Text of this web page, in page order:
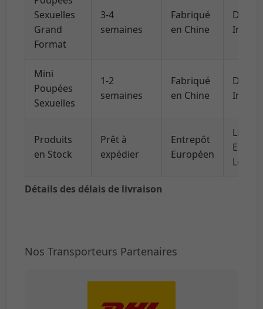
Détails des délais de livraison
Sexuelles
Grand
Format
semaines
Fabriqué
en Chine
Poupées
Sexuelles
semaines
Fabriqué
en Chine
en Stock
Prêt à
expédier
Entrepôt
Européen
Locale
Nos Transporteurs Partenaires